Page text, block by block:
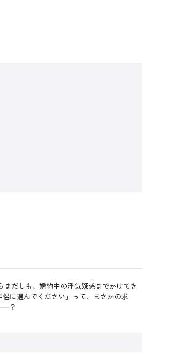
だしも、婚約中の浮気疑惑までかけてき
に選んでください」って、まさかの求
？